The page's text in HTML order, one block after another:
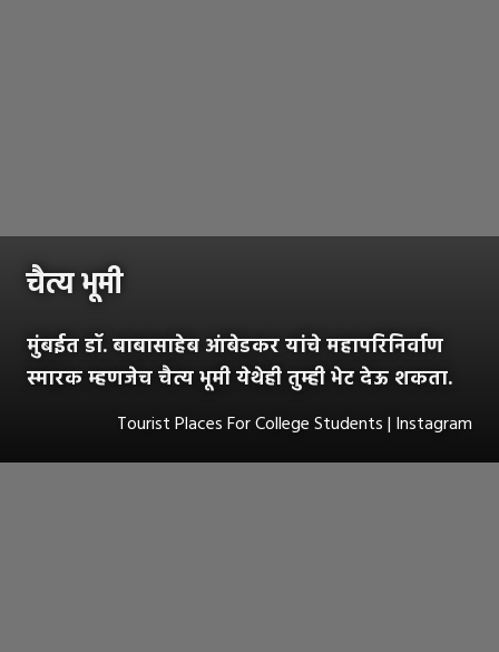
चैत्य भूमी
मुंबईत डॉ. बाबासाहेब आंबेडकर यांचे महापरिनिर्वाण
स्मारक म्हणजेच चैत्य भूमी येथेही तुम्ही भेट देऊ शकता.
Tourist Places For College Students | Instagram